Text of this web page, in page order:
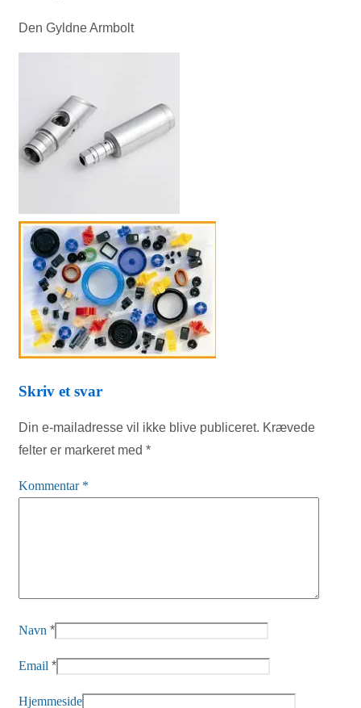
Den Gyldne Armbolt
Skriv et svar
Din e-mailadresse vil ikke blive publiceret. Krævede
felter er markeret med *
Kommentar *
Navn *
Email *
Hjemmeside